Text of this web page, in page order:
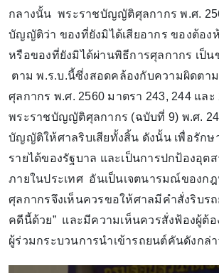
กลางนั้น พระราชบัญญัติศุลกากร พ.ศ.
บัญญัติว่า ของที่ยังมิได้เสียอากร ของต้อง
หรือของที่ยังมิได้ผ่านพิธีการศุลกากร เป็น
ตาม พ.ร.บ.นี้ซึ่งสอดคล้องกับความผิดต
ศุลกากร พ.ศ. 2560 มาตรา 243, 244 แล
พระราชบัญญัติศุลกากร (ฉบับที่ 9) พ.ศ.
บัญญัติให้ศาลริบเสียทั้งสิ้น ดังนั้น เพื่อรักษ
รายได้ของรัฐบาล และเป็นการปกป้องอุต
ภายในประเทศ อันเป็นเจตนารมณ์ของก
ศุลกากรจึงเห็นควรขอให้ศาลมีคำสั่งริบร
คดีนี้ด้วย” และมีความเห็นควรสั่งฟ้องผู้ต้อ
ผู้ร่วมกระบวนการนำเข้ารถยนต์คันดังกล่า